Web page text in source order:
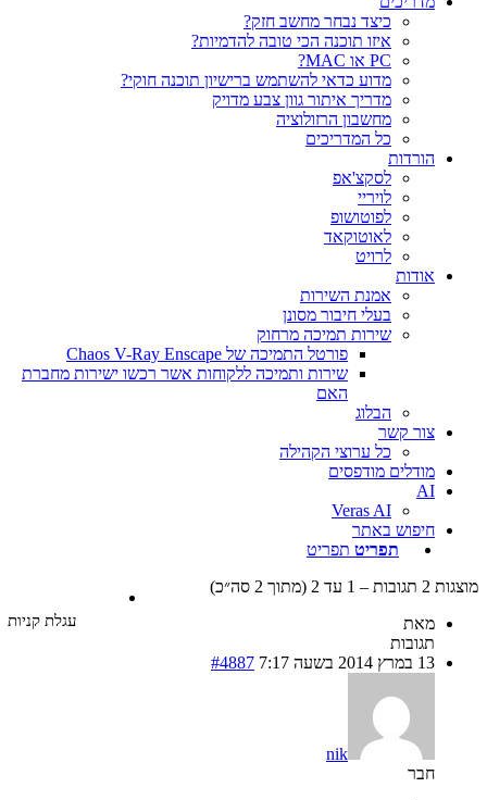
כיצד נבחר מחשב חזק?
איזו תוכנה הכי טובה להדמיות?‎‎
PC או MAC?
מדוע כדאי להשתמש ברישיון תוכנה חוקי?
מדריך איתור גוון צבע מדויק
מחשבון הרזולוציה
כל המדריכים
הורדות
לסקצ'אפ
לויריי
לפוטושופ
לאוטוקאד
לרויט
אודות
אמנת השירות
בעלי חיבור מסונן
שירות תמיכה מרחוק
פורטל התמיכה של Chaos V-Ray Enscape
שירות ותמיכה ללקוחות אשר רכשו ישירות מחברת
הבלוג
צור קשר
כל ערוצי הקהילה
מודלים מודפסים
AI
Veras AI
חיפוש באתר
תפריט תפריט
עגלת קניות
2 (מתוך 2 סה״כ)
מאת
תגובות
13 במרץ 2014 בשעה 7:17
#4887
nik